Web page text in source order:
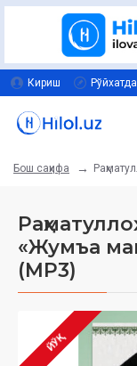
Кириш
Бош саҳифа
«Жумъа
(МР3)
ЙЎҚ